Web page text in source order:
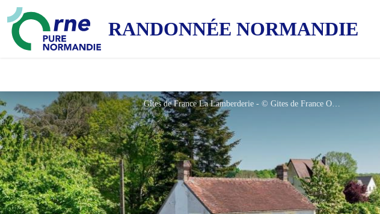
RANDONNÉE NORMANDIE
Gîtes de France La Lamberderie - © Gites de France Orne